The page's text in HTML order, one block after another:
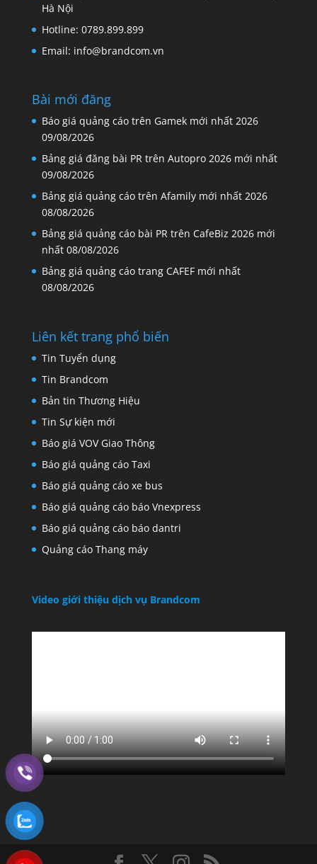
Hà Nội
Hotline: 0789.899.899
Email: info@brandcom.vn
Bài mới đăng
Báo giá quảng cáo trên Gamek mới nhất 2026
09/08/2026
Bảng giá đăng bài PR trên Autopro 2026 mới nhất
09/08/2026
Bảng giá quảng cáo trên Afamily mới nhất 2026
08/08/2026
Bảng giá quảng cáo bài PR trên CafeBiz 2026 mới
nhất 08/08/2026
Bảng giá quảng cáo trang CAFEF mới nhất
08/08/2026
Liên kết trang phổ biến
Tin Tuyển dụng
Tin Brandcom
Bản tin Thương Hiệu
Tin Sự kiện mới
Báo giá VOV Giao Thông
Báo giá quảng cáo Taxi
Báo giá quảng cáo xe bus
Báo giá quảng cáo báo Vnexpress
Báo giá quảng cáo báo dantri
Quảng cáo Thang máy
Video giới thiệu dịch vụ Brandcom